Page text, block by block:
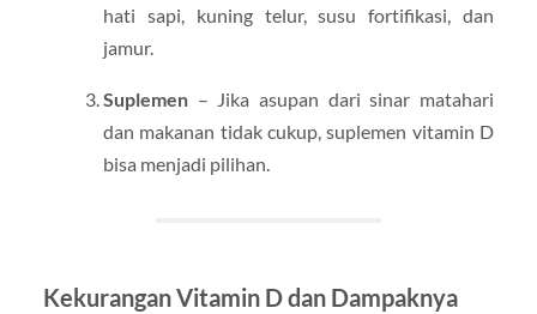
hati sapi, kuning telur, susu fortifikasi, dan
jamur.
Suplemen– Jika asupan dari sinar matahari
dan makanan tidak cukup, suplemen vitamin D
bisa menjadi pilihan.
Kekurangan Vitamin D dan Dampaknya